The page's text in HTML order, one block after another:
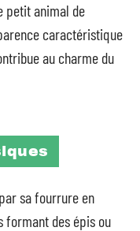
petit animal de
caractéristique
au charme du
sa fourrure en
formant des épis ou